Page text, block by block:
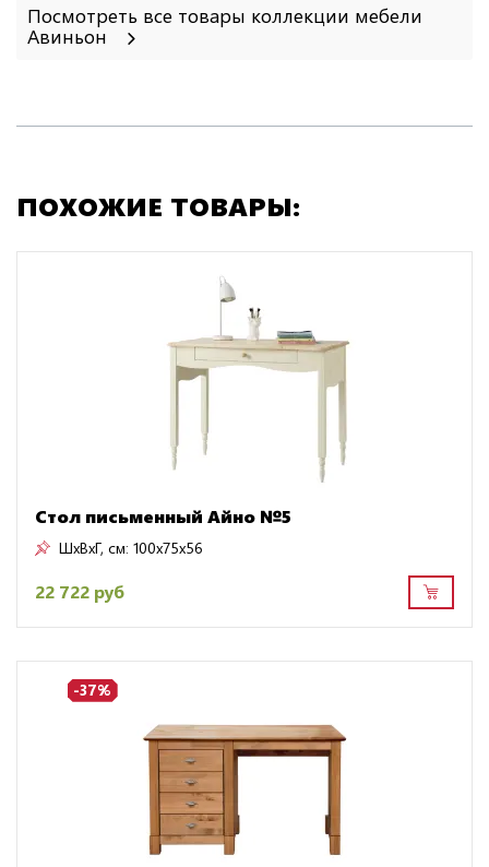
Посмотреть все товары коллекции мебели
Авиньон
ПОХОЖИЕ ТОВАРЫ:
Стол письменный Айно №5
ШxВxГ, см: 100x75x56
22 722 руб
-37%